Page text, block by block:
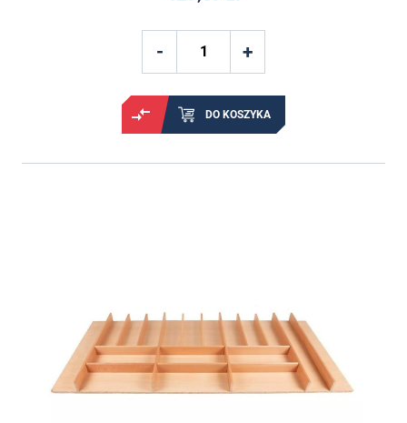
DO KOSZYKA